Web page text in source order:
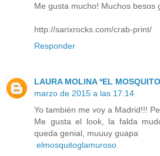
Me gusta mucho! Muchos besos
http://sarixrocks.com/crab-print/
Responder
LAURA MOLINA *EL
marzo de 2015 a las 17:14
Yo también me voy a Madrid!!!
Me gusta el look, la falda
queda genial, muuuy guapa
elmosquitoglamuroso